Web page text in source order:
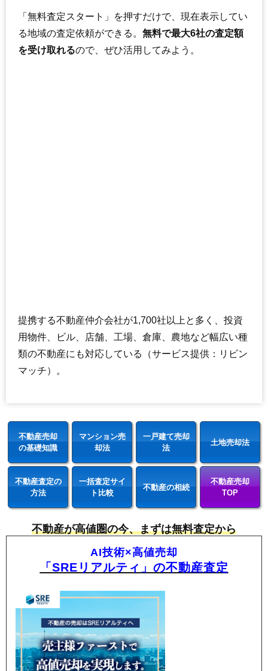
「無料査定スタート」を押すだけで、現在表示してい
る地域の査定依頼ができる。 無料で最大6社の査定額
を受け取れるので、ぜひ活用してみよう。
提携する不動産仲介会社が1,700社以上と多く、投資
用物件、ビル、店舗、工場、倉庫、農地など幅広い種
類の不動産にも対応している（サービス提供：リビン
マッチ）。
不動産売却
の基礎知識
マンション売
却法
一戸建て売却
法
土地売却法
不動産査定の
方法
一括査定サイ
ト比較
不動産の相続
不動産売却
TOP
不動産が高値圏の今、まずは無料査定から
AI技術×高値売却
「SREリアルティ」の不動産査定